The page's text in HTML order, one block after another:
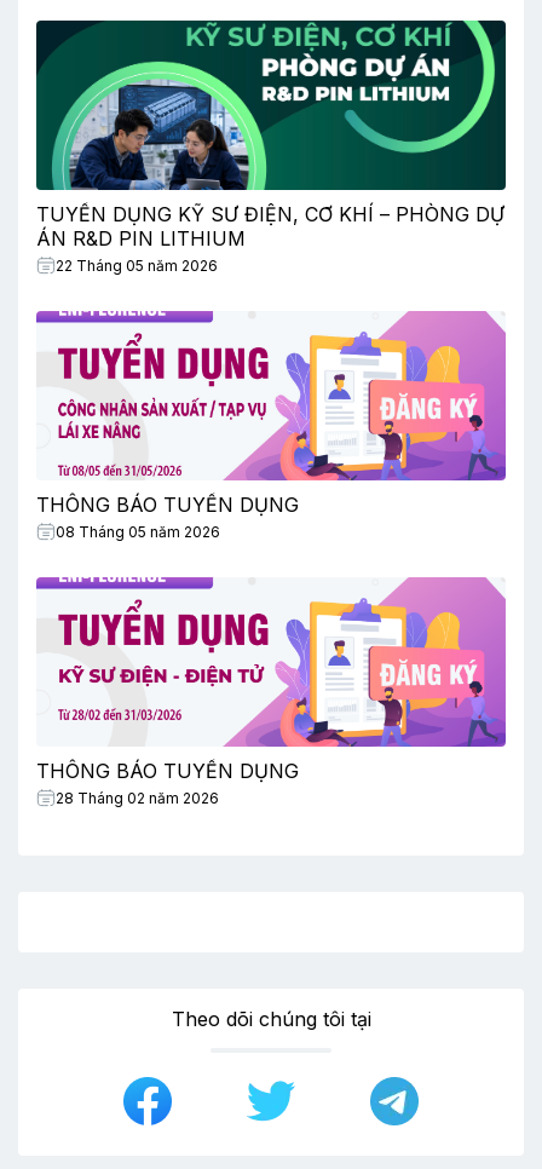
TUYỂN DỤNG KỸ SƯ ĐIỆN, CƠ KHÍ – PHÒNG DỰ
ÁN R&D PIN LITHIUM
22 Tháng 05 năm 2026
THÔNG BÁO TUYỂN DỤNG
08 Tháng 05 năm 2026
THÔNG BÁO TUYỂN DỤNG
28 Tháng 02 năm 2026
Theo dõi chúng tôi tại